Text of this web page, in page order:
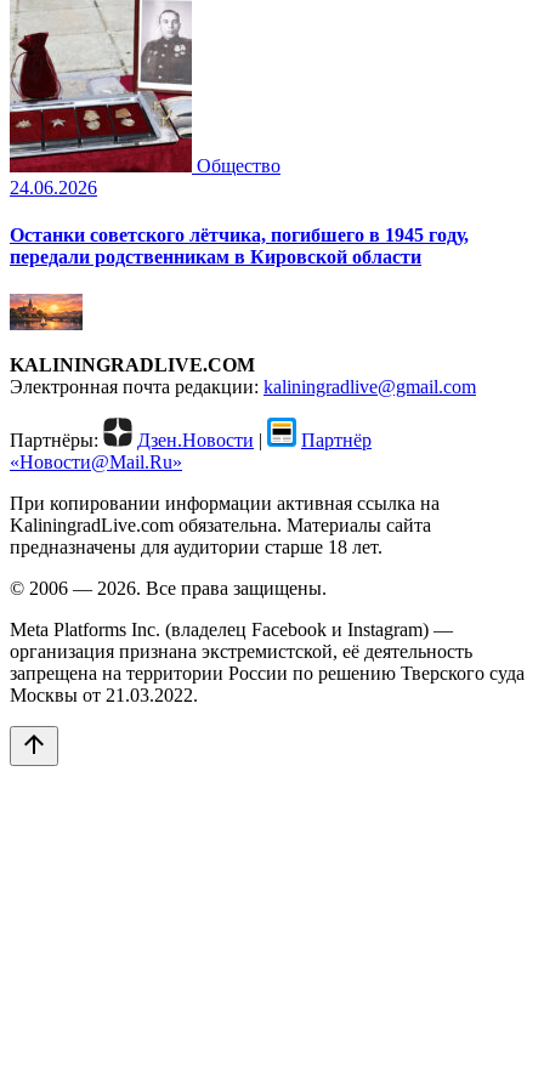
Общество
24.06.2026
Останки советского лётчика, погибшего в 1945 году,
передали родственникам в Кировской области
KALININGRADLIVE.COM
Электронная почта редакции: kaliningradlive@gmail.com
Партнёры: Дзен.Новости |
Партнёр
«Новости@Mail.Ru»
При копировании информации активная ссылка на
KaliningradLive.com обязательна. Материалы сайта
предназначены для аудитории старше 18 лет.
© 2006 — 2026. Все права защищены.
Meta Platforms Inc. (владелец Facebook и Instagram) —
организация признана экстремистской, её деятельность
запрещена на территории России по решению Тверского суда
Москвы от 21.03.2022.
arrow_upward